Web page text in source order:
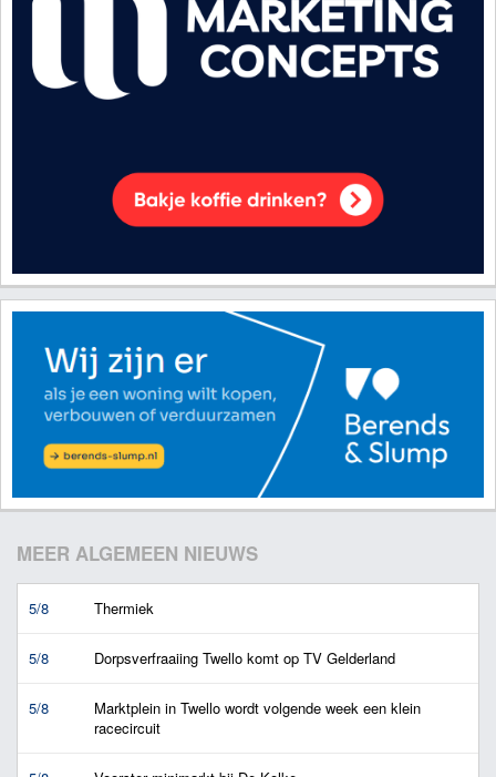
MEER ALGEMEEN NIEUWS
5/8 Thermiek
5/8 Dorpsverfraaiing Twello komt op TV Gelderland
5/8
Marktplein in Twello wordt volgende week een klein
racecircuit